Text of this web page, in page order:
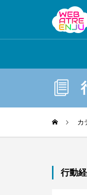
カ
行動